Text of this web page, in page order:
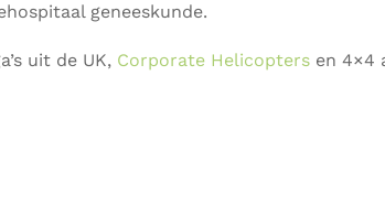
geneeskunde.
uit de UK, Corporate Helicopters en 4×4